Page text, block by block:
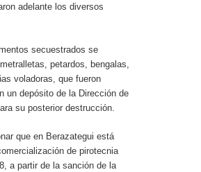
adelante los diversos
secuestrados se
petardos, bengalas,
voladoras, que fueron
un depósito de la Dirección de
su posterior destrucción.
que en Berazategui está
de pirotecnia
a partir de la sanción de la